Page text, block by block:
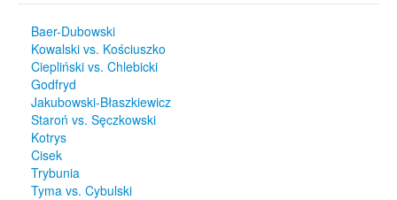
Baer-Dubowski
Kowalski vs. Kościuszko
Ciepliński vs. Chlebicki
Godfryd
Jakubowski-Błaszkiewicz
Staroń vs. Sęczkowski
Kotrys
Cisek
Trybunia
Tyma vs. Cybulski